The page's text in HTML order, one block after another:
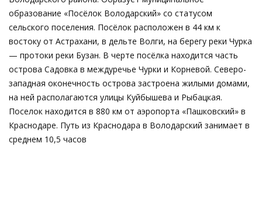
образование «Посёлок Володарский» со статусом
сельского поселения. Посёлок расположен в 44 км к
востоку от Астрахани, в дельте Волги, на берегу реки Чурка
— протоки реки Бузан. В черте посёлка находится часть
острова Садовка в междуречье Чурки и Корневой. Северо-
западная оконечность острова застроена жилыми домами,
на ней располагаются улицы Куйбышева и Рыбацкая.
Поселок находится в 880 км от аэропорта «Пашковский» в
Краснодаре. Путь из Краснодара в Володарский занимает в
среднем 10,5 часов